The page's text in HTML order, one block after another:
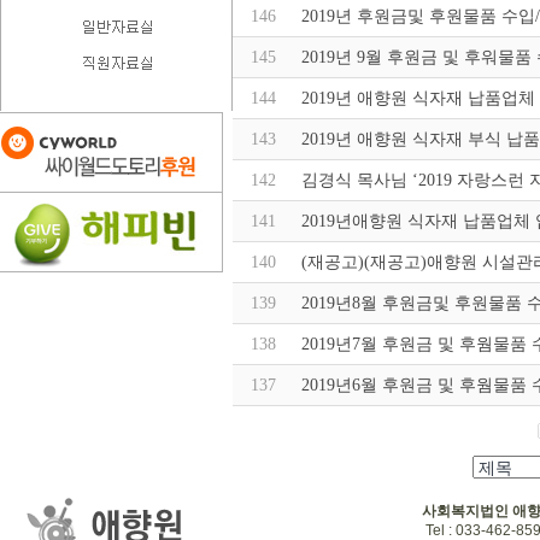
146 2019년 후원금및 후원물품 수
145 2019년 9월 후원금 및 후워물
144 2019년 애향원 식자재 납품업
143 2019년 애향원 식자재 부식 납
142 김경식 목사님 ‘2019 자랑스런
141 2019년애향원 식자재 납품업체
140 (재공고)(재공고)애향원 시설관
139 2019년8월 후원금및 후원물품
138 2019년7월 후원금 및 후웜물품
137 2019년6월 후원금 및 후웜물품
사회복지법인 애
Tel : 033-462-